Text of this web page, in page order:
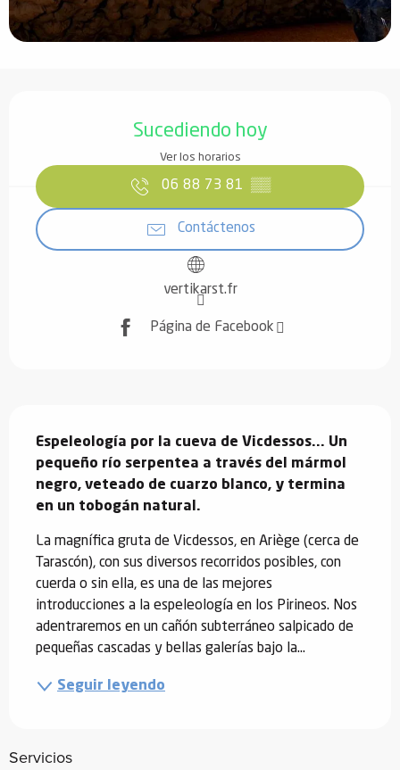
Sucediendo hoy
Ver los horarios
06 88 73 81 ▒▒
Contáctenos
vertikarst.fr
Página de Facebook
Espeleología por la cueva de Vicdessos... Un
pequeño río serpentea a través del mármol
negro, veteado de cuarzo blanco, y termina
en un tobogán natural.
La magnífica gruta de Vicdessos, en Ariège (cerca de
Tarascón), con sus diversos recorridos posibles, con
cuerda o sin ella, es una de las mejores
introducciones a la espeleología en los Pirineos. Nos
adentraremos en un cañón subterráneo salpicado de
pequeñas cascadas y bellas galerías bajo la...
Seguir leyendo
Servicios